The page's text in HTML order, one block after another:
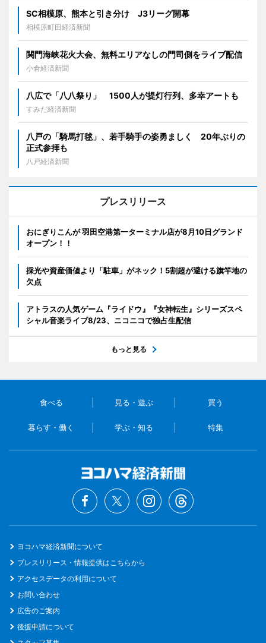
SC相模原、熊本と引き分け J3リーグ開幕
相模原町田経済新聞
関門海峡花火大会、無料エリアなしの門司側をライブ配信
小倉経済新聞
八広で「八八祭り」 1500人が提灯行列、多幸アートも
すみだ経済新聞
八戸の「騎馬打毬」、若手騎手の姿勇ましく 20年ぶりの
正式参拝も
八戸経済新聞
プレスリリース
おにぎりこんが 羽田空港第一ターミナル店が8月10日グランド
オープン！！
採光や資産価値より「駐車」がネック！5割超が避ける旗竿地の
欠点
アトラスの人気ゲーム『ライドウ』『女神転生』シリーズスペ
シャル音楽ライブ8/23、ニコニコで独占生配信
もっと見る
食べる 見る・遊ぶ 買う
暮らす・働く 学ぶ・知る 特集
ヨコハマ経済新聞について
プレスリリース・情報提供はこちらから
アクセスデータの利用について
お問い合わせ
広告のご案内
後援申請について